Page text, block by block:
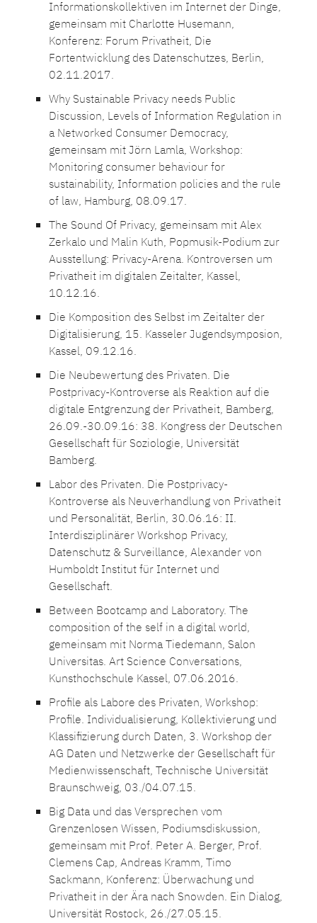
Informationskollektiven im Internet der Dinge,
gemeinsam mit Charlotte Husemann,
Konferenz: Forum Privatheit, Die
Fortentwicklung des Datenschutzes, Berlin,
02.11.2017.
Why Sustainable Privacy needs Public
Discussion, Levels of Information Regulation in
a Networked Consumer Democracy,
gemeinsam mit Jörn Lamla, Workshop:
Monitoring consumer behaviour for
sustainability, Information policies and the rule
of law, Hamburg, 08.09.17.
The Sound Of Privacy, gemeinsam mit Alex
Zerkalo und Malin Kuth, Popmusik-Podium zur
Ausstellung: Privacy-Arena. Kontroversen um
Privatheit im digitalen Zeitalter, Kassel,
10.12.16.
Die Komposition des Selbst im Zeitalter der
Digitalisierung, 15. Kasseler Jugendsymposion,
Kassel, 09.12.16.
Die Neubewertung des Privaten. Die
Postprivacy-Kontroverse als Reaktion auf die
digitale Entgrenzung der Privatheit, Bamberg,
26.09.-30.09.16: 38. Kongress der Deutschen
Gesellschaft für Soziologie, Universität
Bamberg.
Labor des Privaten. Die Postprivacy-
Kontroverse als Neuverhandlung von Privatheit
und Personalität, Berlin, 30.06.16: II.
Interdisziplinärer Workshop Privacy,
Datenschutz & Surveillance, Alexander von
Humboldt Institut für Internet und
Gesellschaft.
Between Bootcamp and Laboratory. The
composition of the self in a digital world,
gemeinsam mit Norma Tiedemann, Salon
Universitas. Art Science Conversations,
Kunsthochschule Kassel, 07.06.2016.
Profile als Labore des Privaten, Workshop:
Profile. Individualisierung, Kollektivierung und
Klassifizierung durch Daten, 3. Workshop der
AG Daten und Netzwerke der Gesellschaft für
Medienwissenschaft, Technische Universität
Braunschweig, 03./04.07.15.
Big Data und das Versprechen vom
Grenzenlosen Wissen, Podiumsdiskussion,
gemeinsam mit Prof. Peter A. Berger, Prof.
Clemens Cap, Andreas Kramm, Timo
Sackmann, Konferenz: Überwachung und
Privatheit in der Ära nach Snowden. Ein Dialog,
Universität Rostock, 26./27.05.15.